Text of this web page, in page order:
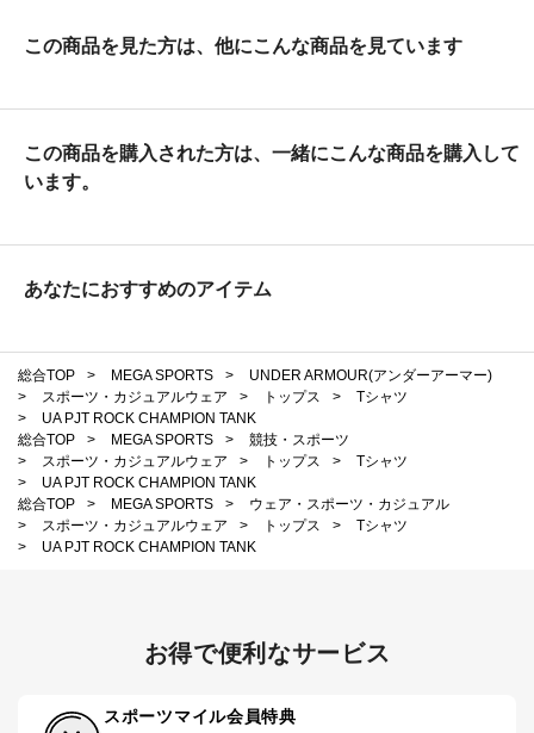
この商品を見た方は、他にこんな商品を見ています
この商品を購入された方は、一緒にこんな商品を購入して
います。
あなたにおすすめのアイテム
総合TOP > MEGA SPORTS >
UNDER ARMOUR(アンダーアーマー)
>
スポーツ・カジュアルウェア > トップス >
Tシャツ
>
UA PJT ROCK CHAMPION TANK
総合TOP
> MEGA SPORTS >
競技・スポーツ
>
スポーツ・カジュアルウェア > トップス >
Tシャツ
>
UA PJT ROCK CHAMPION TANK
総合TOP
> MEGA SPORTS >
ウェア・スポーツ・カジュアル
>
スポーツ・カジュアルウェア > トップス >
Tシャツ
>
UA PJT ROCK CHAMPION TANK
お得で便利なサービス
スポーツマイル会員特典